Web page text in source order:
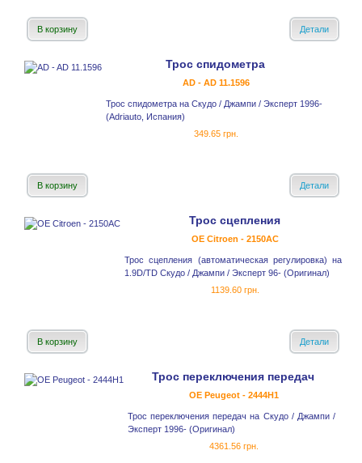
В корзину Детали
Трос спидометра
AD - AD 11.1596
Трос спидометра на Скудо / Джампи / Эксперт 1996-
(Adriauto, Испания)
349.65 грн.
В корзину Детали
Трос сцепления
OE Citroen - 2150AC
Трос сцепления (автоматическая регулировка) на
1.9D/TD Скудо / Джампи / Эксперт 96- (Оригинал)
1139.60 грн.
В корзину Детали
Трос переключения передач
OE Peugeot - 2444H1
Трос переключения передач на Скудо / Джампи /
Эксперт 1996- (Оригинал)
4361.56 грн.